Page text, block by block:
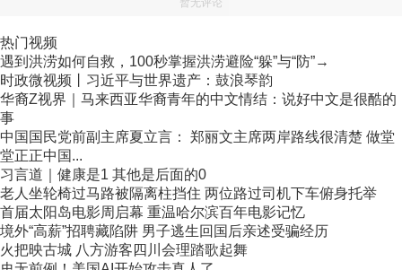
暂无评论
热门视频
遇到洪涝如何自救，100秒掌握洪涝避险“躲”与“防”→
时政微视频丨习近平与世界遗产：鼓浪琴韵
华裔Z视界｜马来西亚华裔青年的中文情结：说好中文是很酷的
事
中国国民党前副主席夏立言： 郑丽文主席两岸路线很清楚 做堂
堂正正中国...
习言道｜健康是1 其他是后面的0
老人坐轮椅过马路被隔离柱挡住 两位路过司机下车俯身托举
首届太阳岛电影周启幕 重温哈尔滨百年电影记忆
境外“高薪”招聘藏陷阱 男子逃生回国后亲述受骗经历
火把映古城 八方游客四川会理踏歌起舞